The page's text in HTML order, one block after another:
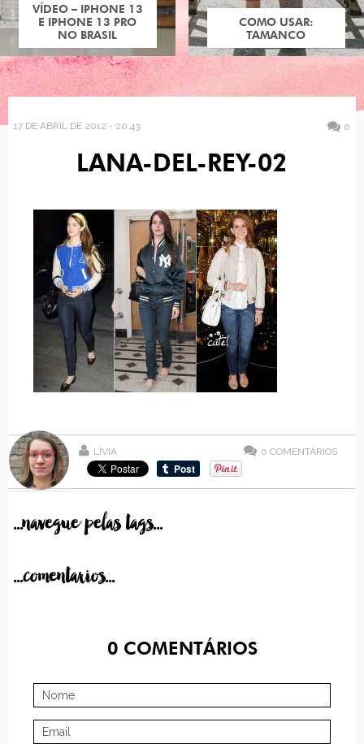
VÍDEO – IPHONE 13
E IPHONE 13 PRO
NO BRASIL
COMO USAR:
TAMANCO
17 DE ABRIL DE 2012 - 20:43 0
LANA-DEL-REY-02
LÍVIA 0 COMENTÁRIOS
...navegue pelas tags...
...comentarios...
0COMENTÁRIOS